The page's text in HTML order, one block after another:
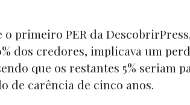
o primeiro PER da
dos credores, implicava um
que os restantes 5% seriam
de carência de cinco anos.